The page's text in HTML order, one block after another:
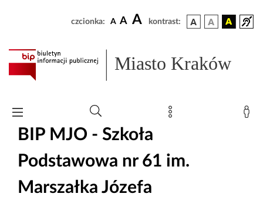
czcionka: A A A kontrast:
Miasto Kraków
BIP MJO - Szkoła
Podstawowa nr 61 im.
Marszałka Józefa